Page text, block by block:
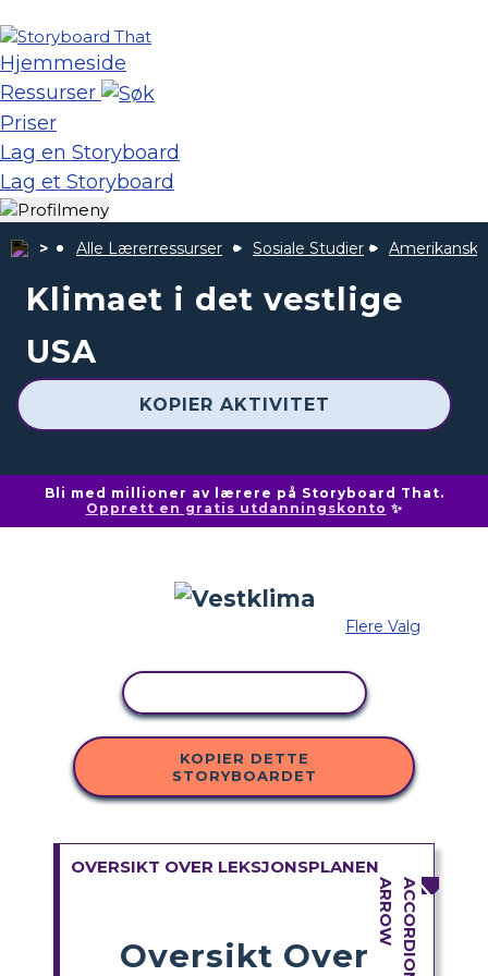
Hjemmeside
Ressurser
Priser
Lag en Storyboard
Lag et Storyboard
Alle Lærerressurser Sosiale Studier
Klimaet i det vestlige
USA
KOPIER AKTIVITET
Bli med millioner av lærere på Storyboard That.
Opprett en gratis utdanningskonto ✨
Flere Valg
KOPIER DETTE
STORYBOARDET
OVERSIKT OVER LEKSJONSPLANEN
Oversikt Over